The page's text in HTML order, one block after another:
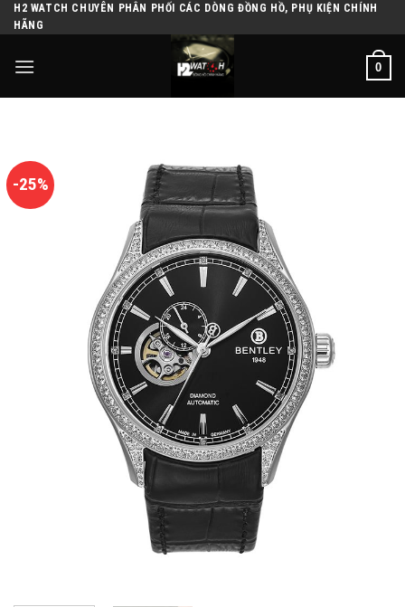
Skip
to
content
H2 WATCH CHUYÊN PHÂN PHỐI CÁC DÒNG ĐỒNG HỒ, PHỤ KIỆN CHÍNH
HÃNG
0
-25%